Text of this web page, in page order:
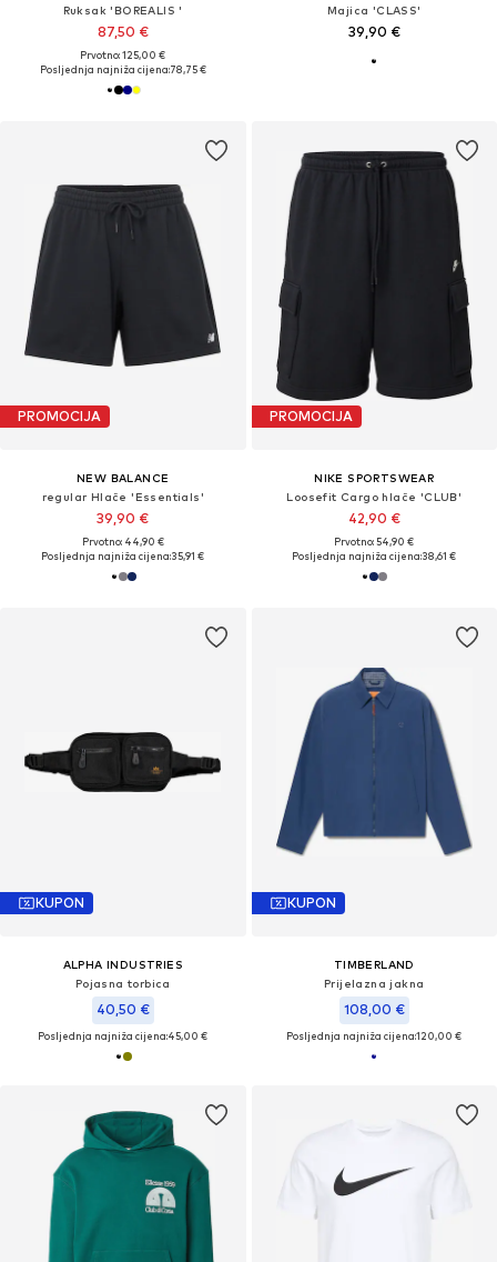
Ruksak 'BOREALIS '
87,50 €
Prvotno: 125,00 €
Posljednja najniža cijena:78,75 €
Majica 'CLASS'
39,90 €
PROMOCIJA
NEW BALANCE
regular Hlače 'Essentials'
39,90 €
Prvotno: 44,90 €
Posljednja najniža cijena:35,91 €
PROMOCIJA
NIKE SPORTSWEAR
Loosefit Cargo hlače 'CLUB'
42,90 €
Prvotno: 54,90 €
Posljednja najniža cijena:38,61 €
KUPON
ALPHA INDUSTRIES
Pojasna torbica
40,50 €
Posljednja najniža cijena:45,00 €
KUPON
TIMBERLAND
Prijelazna jakna
108,00 €
Posljednja najniža cijena:120,00 €